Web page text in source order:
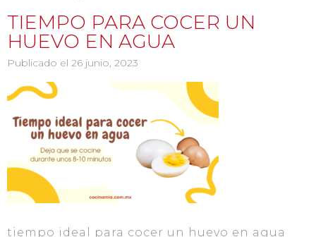
TIEMPO PARA COCER UN
HUEVO EN AGUA
Publicado el 26 junio, 2023
tiempo ideal para cocer un huevo en agua